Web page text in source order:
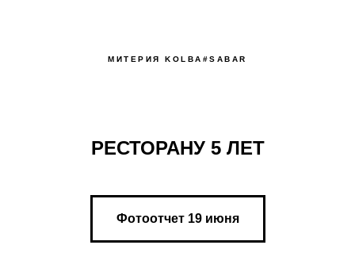
МИТЕРИЯ KOLBA#SABAR
РЕСТОРАНУ 5 ЛЕТ
Фотоотчет 19 июня